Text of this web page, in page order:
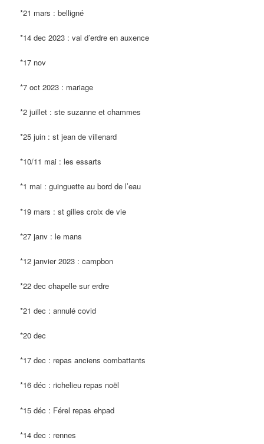
*21 mars : belligné
*14 dec 2023 : val d’erdre en auxence
*17 nov
*7 oct 2023 : mariage
*2 juillet : ste suzanne et chammes
*25 juin : st jean de villenard
*10/11 mai : les essarts
*1 mai : guinguette au bord de l’eau
*19 mars : st gilles croix de vie
*27 janv : le mans
*12 janvier 2023 : campbon
*22 dec chapelle sur erdre
*21 dec : annulé covid
*20 dec
*17 dec : repas anciens combattants
*16 déc : richelieu repas noël
*15 déc : Férel repas ehpad
*14 dec : rennes